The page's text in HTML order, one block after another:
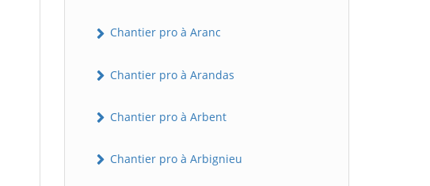
Chantier pro à Aranc
Chantier pro à Arandas
Chantier pro à Arbent
Chantier pro à Arbignieu